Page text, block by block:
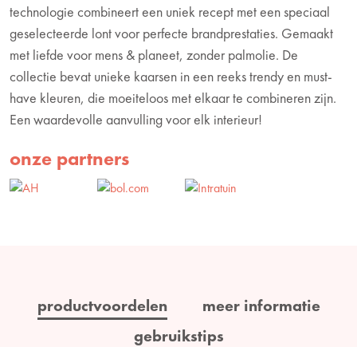
technologie combineert een uniek recept met een speciaal
geselecteerde lont voor perfecte brandprestaties. Gemaakt
met liefde voor mens & planeet, zonder palmolie. De
collectie bevat unieke kaarsen in een reeks trendy en must-
have kleuren, die moeiteloos met elkaar te combineren zijn.
Een waardevolle aanvulling voor elk interieur!
onze partners
productvoordelen
meer informatie
gebruikstips